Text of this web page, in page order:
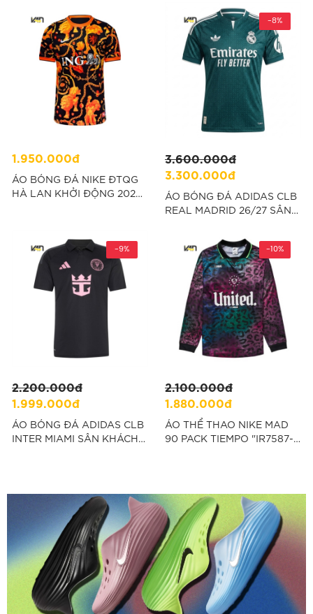
1.950.000đ
ÁO BÓNG ĐÁ NIKE ĐTQG
HÀ LAN KHỞI ĐỘNG 2026
3.600.000đ
3.300.000đ
-8%
ÁO BÓNG ĐÁ ADIDAS CLB
REAL MADRID 26/27 SÂN
2.200.000đ
1.999.000đ
-9%
ÁO BÓNG ĐÁ ADIDAS CLB
INTER MIAMI SÂN KHÁCH
2.100.000đ
1.880.000đ
-10%
ÁO THỂ THAO NIKE MAD
90 PACK TIEMPO "IR7587-